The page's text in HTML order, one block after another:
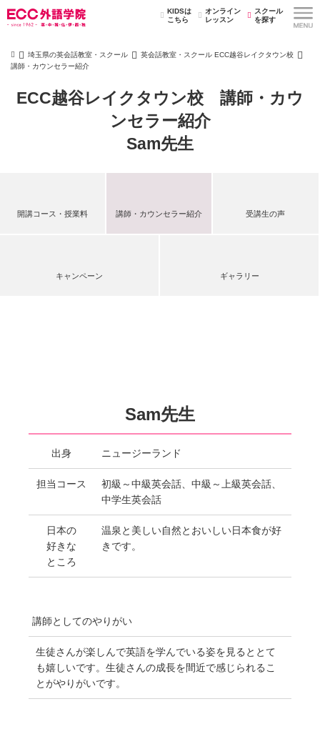
KIDSは
こちら
オンライン
レッスン
スクール
を探す
埼玉県の英会話教室・スクール
英会話教室・スクール ECC越谷レイクタウン校
講師・カウンセラー紹介
ECC越谷レイクタウン校 講師・カウ
ンセラー紹介
Sam先生
開講コース・授業料 講師・カウンセラー紹介 受講生の声
キャンペーン ギャラリー
Sam先生
出身 ニュージーランド
担当コース
初級～中級英会話、中級～上級英会話、
中学生英会話
日本の
好きな
ところ
温泉と美しい自然とおいしい日本食が好
きです。
講師としてのやりがい
生徒さんが楽しんで英語を学んでいる姿を見るととて
も嬉しいです。生徒さんの成長を間近で感じられるこ
とがやりがいです。